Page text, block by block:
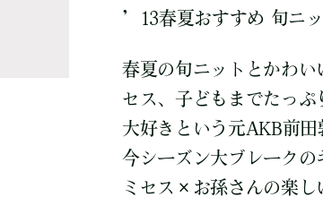
’13春夏おすすめ 旬ニ
春夏の旬ニットとかわ
セス、子どもまでたっ
大好きという元AKB前
今シーズン大ブレーク
ミセス×お孫さんの楽